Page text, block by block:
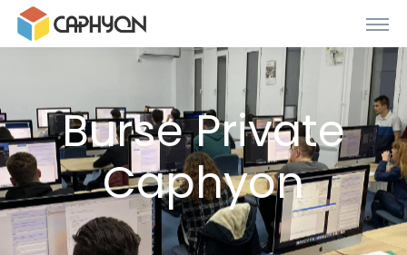
Burse Private
Caphyon